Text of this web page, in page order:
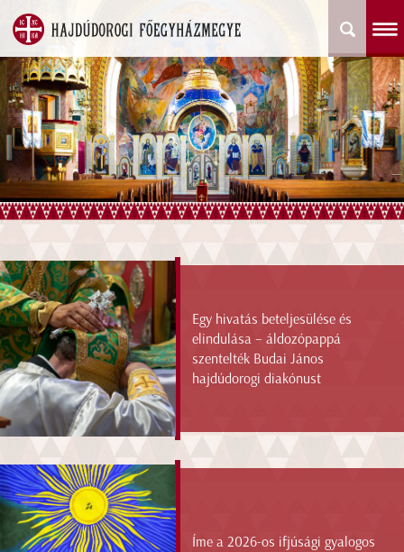
Egy hivatás beteljesülése és
elindulása – áldozópappá
szentelték Budai János
hajdúdorogi diakónust
Íme a 2026-os ifjúsági gyalogos